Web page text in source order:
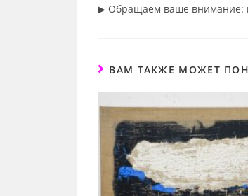
▶︎ Обращаем ваше внимание:
ВАМ ТАКЖЕ МОЖЕТ